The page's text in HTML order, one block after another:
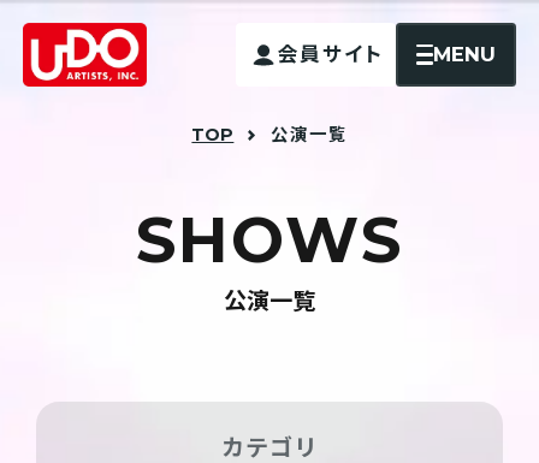
会員サイト MENU
TOP 公演一覧
SHOWS
公演一覧
カテゴリ